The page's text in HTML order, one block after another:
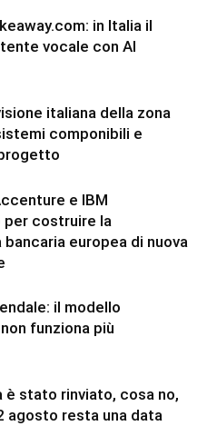
in Italia il
vocale con AI
italiana della zona
componibili e
e IBM
per costruire la
europea di nuova
il modello
funziona più
è stato rinviato, cosa no,
agosto resta una data